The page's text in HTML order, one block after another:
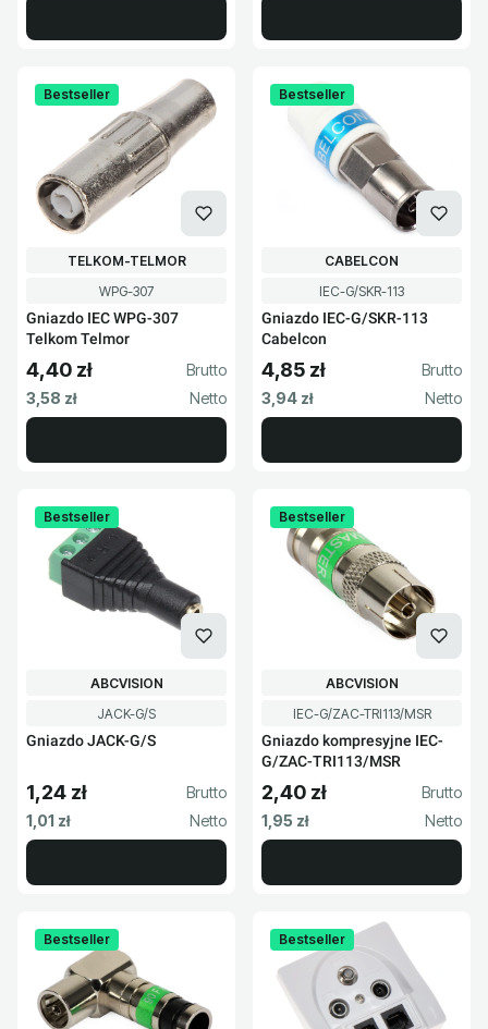
Bestseller
Kod produktu
WPG-307
Gniazdo IEC WPG-307
Telkom Telmor
PRODUCENT
TELKOM-TELMOR
Cena brutto
4,40 zł
Cena netto
3,58 zł
Bestseller
Kod produktu
IEC-G/SKR-113
Gniazdo IEC-G/SKR-113
Cabelcon
PRODUCENT
CABELCON
Cena brutto
4,85 zł
Cena netto
3,94 zł
Bestseller
Kod produktu
JACK-G/S
Gniazdo JACK-G/S
PRODUCENT
ABCVISION
Cena brutto
1,24 zł
Cena netto
1,01 zł
Bestseller
Kod produktu
IEC-G/ZAC-TRI113/MSR
Gniazdo kompresyjne IEC-
G/ZAC-TRI113/MSR
PRODUCENT
ABCVISION
Cena brutto
2,40 zł
Cena netto
1,95 zł
Bestseller Bestseller